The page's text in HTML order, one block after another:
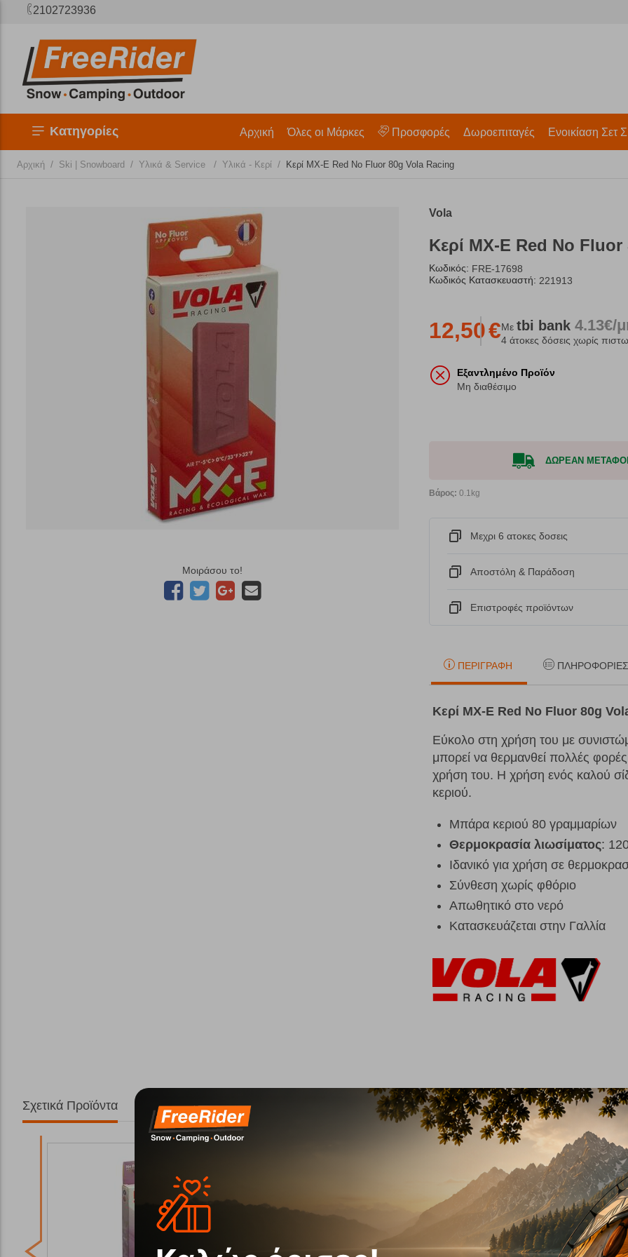
2102723936
Κατηγορίες Αρχική Όλες οι Μάρκες Προσφορές Δωροεπιταγές Ενοικίαση Σετ
Αρχική / Ski | Snowboard / Υλικά & Service / Υλικά - Κερί / Κερί MX-E Red No Fluor 80g Vola Racing
Μοιράσου το!
Vola
Κερί MX-E Red No
Κωδικός: FRE-17698
Κωδικός Κατασκευαστή: 221913
12,50€Με tbi bank 4.13€/
4 άτοκες δόσεις χωρίς
Εξαντλημένο Προϊόν
Μη διαθέσιμο
ΔΩΡΕΑΝ
Βάρος: 0.1kg
Μεχρι 6 ατοκες δοσεις
Αποστόλη & Παράδοση
Eπιστροφές προϊόντων
ΠΕΡΙΓΡΑΦΉ ΠΛΗΡΟΦΟΡΊΕΣ
Κερί MX-E Red No Fluor 80g
Εύκολο στη χρήση του με
μπορεί να θερμανθεί πολλές
χρήση του. Η χρήση ενός καλού
κεριού.
Μπάρα κεριού 80 γραμμαρίων
Θερμοκρασία λιωσίματος:
Ιδανικό για χρήση σε
Σύνθεση χωρίς φθόριο
Απωθητικό στο νερό
Κατασκευάζεται στην Γαλλία
Σχετικά Προϊόντα